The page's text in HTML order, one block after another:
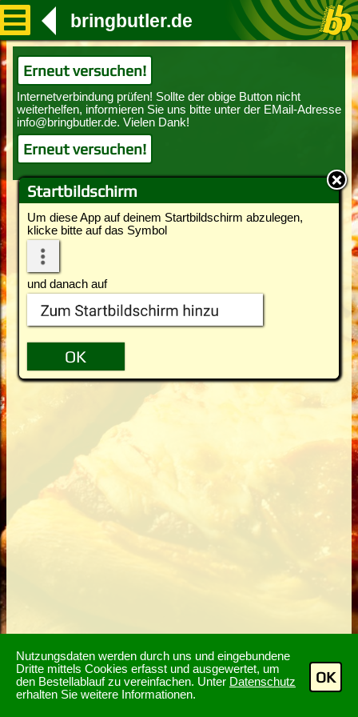
Nutzungsdaten werden durch uns und eingebundene
Dritte mittels Cookies erfasst und ausgewertet, um
den Bestellablauf zu vereinfachen. Unter Datenschutz
erhalten Sie weitere Informationen.
OK
Startbildschirm
Um diese App auf deinem Startbildschirm abzulegen,
klicke bitte auf das Symbol
und danach auf
bringbutler.de
Erneut versuchen!
Erneut versuchen!